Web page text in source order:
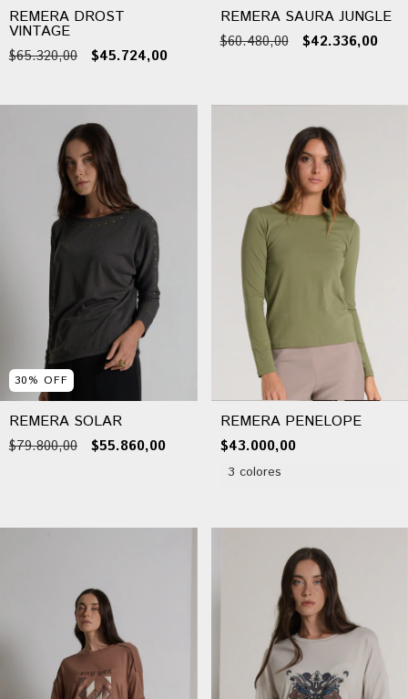
REMERA DROST
VINTAGE
$65.320,00 $45.724,00
REMERA SAURA JUNGLE
$60.480,00 $42.336,00
30% OFF
REMERA SOLAR
$79.800,00 $55.860,00
REMERA PENELOPE
$43.000,00
3 colores